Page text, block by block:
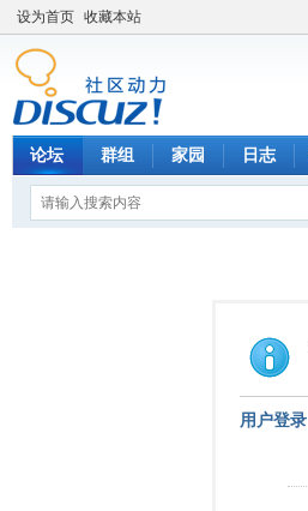
设为首页 收藏本站
论坛 群组 家园 日志
用户登录